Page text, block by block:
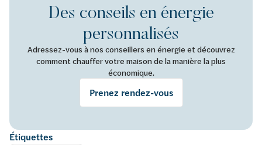
Des conseils en énergie
personnalisés
Adressez-vous à nos conseillers en énergie et découvrez
comment chauffer votre maison de la manière la plus
économique.
Prenez rendez-vous
Étiquettes